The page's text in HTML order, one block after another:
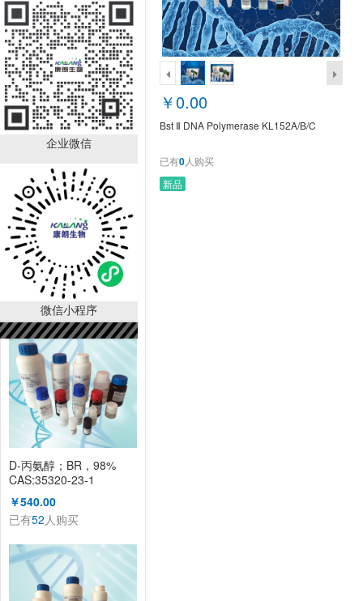
企业微信
微信小程序
￥0.00
已有0人购买
销量排行
DL-丙氨酸；BR，98.5%
CAS:302-72-
7（KL1003A）
￥10.00
52 人购买
D-丙氨醇；BR，98%
CAS:35320-23-1
KL1008A
￥540.00
已有52人购买
￥0.00
Bst Ⅱ DNA Polymerase KL152A/B/C
已有0人购买
新品